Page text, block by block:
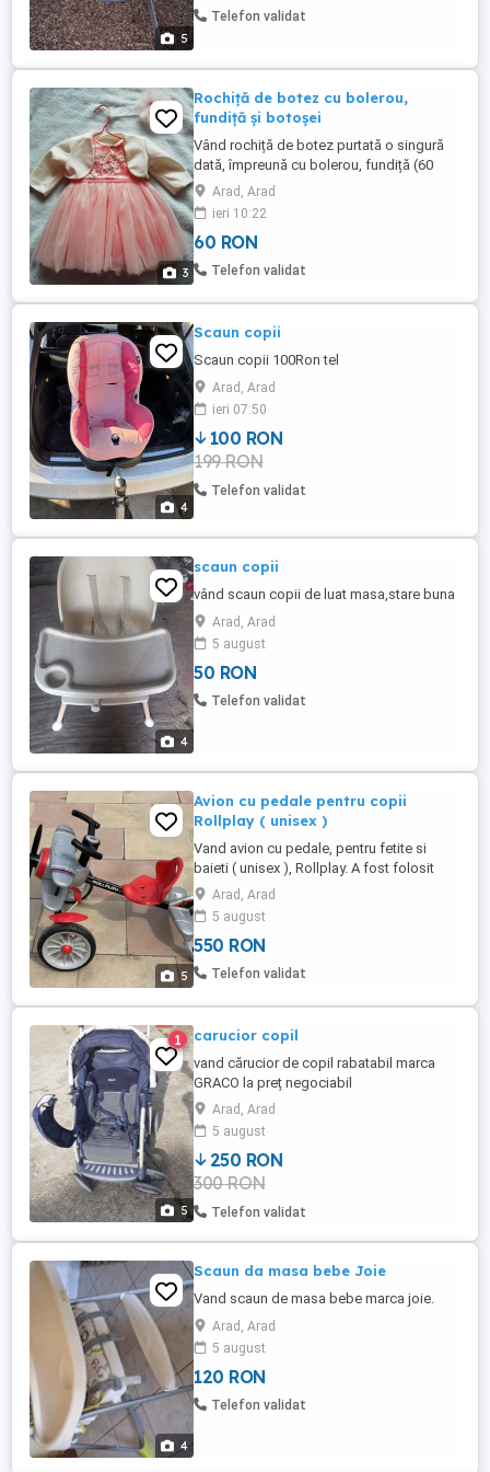
5
Telefon validat
3
Rochiță de botez cu bolerou,
fundiță și botoșei
Vând rochiță de botez purtată o singură
dată, împreună cu bolerou, fundiță (60
ron) și botoșei (30 ron).
Arad, Arad
ieri 10:22
60 RON
Telefon validat
4
Scaun copii
Scaun copii 100Ron tel
Arad, Arad
ieri 07:50
100 RON
199 RON
Telefon validat
4
scaun copii
vând scaun copii de luat masa,stare buna
Arad, Arad
5 august
50 RON
Telefon validat
5
Avion cu pedale pentru copii
Rollplay ( unisex )
Vand avion cu pedale, pentru fetite si
baieti ( unisex ), Rollplay. A fost folosit
ocazional, recomandata copiilor cu varsta
intre 18 luni si 5 ani. Aceast avion o sa
devina jucaria preferata a copilului dvs.
Potrivita atat pentru fete cat si pentru
baieti. Poate fi utilizata atat in interior cat si
Arad, Arad
5 august
550 RON
Telefon validat
5
1 carucior copil
vand cărucior de copil rabatabil marca
GRACO la preț negociabil
Arad, Arad
5 august
250 RON
300 RON
Telefon validat
4
Scaun da masa bebe Joie
Vand scaun de masa bebe marca joie.
Arad, Arad
5 august
120 RON
Telefon validat